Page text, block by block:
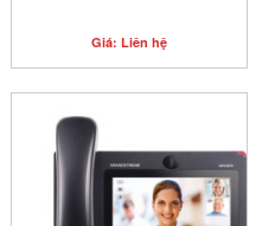
Giá: Liên hệ